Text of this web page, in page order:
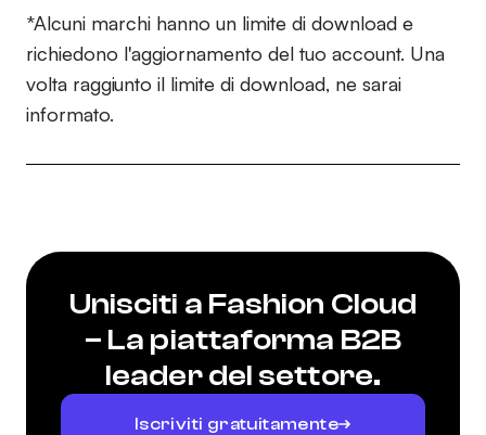
*Alcuni marchi hanno un limite di download e
richiedono l'aggiornamento del tuo account. Una
volta raggiunto il limite di download, ne sarai
informato.
Unisciti a Fashion Cloud
– La piattaforma B2B
leader del settore.
Iscriviti gratuitamente